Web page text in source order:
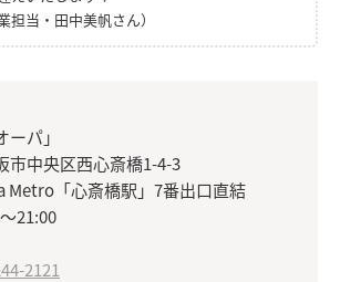
担当・田中美帆さん）
パ」
市中央区西心斎橋1-4-3
Metro「心斎橋駅」7番出口直結
21:00
2121